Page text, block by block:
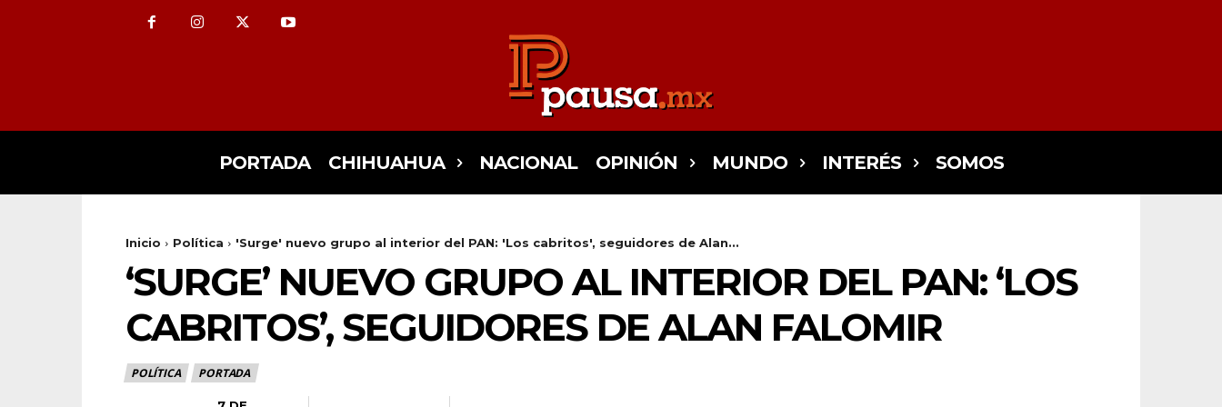
PORTADA CHIHUAHUA NACIONAL OPINIÓN MUNDO INTERÉS SOMOS
Inicio Política 'Surge' nuevo grupo al interior del PAN: 'Los cabritos', seguidores de Alan...
‘SURGE’ NUEVO GRUPO AL INTERIOR DEL PAN: ‘LOS
CABRITOS’, SEGUIDORES DE ALAN FALOMIR
POLÍTICA PORTADA